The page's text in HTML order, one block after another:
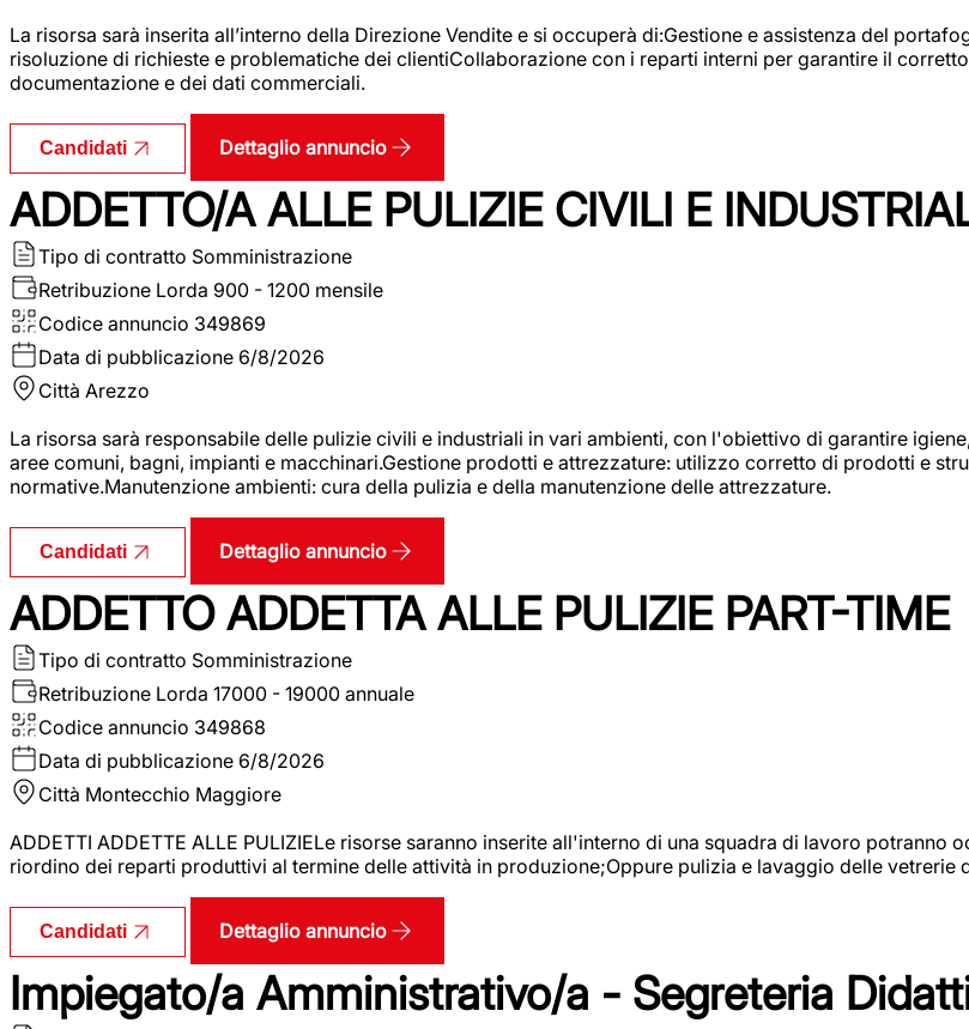
La risorsa sarà inserita all’interno della Direzione Vendite e si occuperà di:Gestione e assistenza del
risoluzione di richieste e problematiche dei clientiCollaborazione con i reparti interni per garantire il
documentazione e dei dati commerciali.
Candidati Dettaglio annuncio
ADDETTO/A ALLE PULIZIE CIVILI E
Tipo di contratto Somministrazione
Retribuzione Lorda 900 - 1200 mensile
Codice annuncio 349869
Data di pubblicazione 6/8/2026
Città Arezzo
La risorsa sarà responsabile delle pulizie civili e industriali in vari ambienti, con l'obiettivo di garantire
aree comuni, bagni, impianti e macchinari.Gestione prodotti e attrezzature: utilizzo corretto di prodotti e
normative.Manutenzione ambienti: cura della pulizia e della manutenzione delle attrezzature.
Candidati Dettaglio annuncio
ADDETTO ADDETTA ALLE PULIZIE PART-TIME
Tipo di contratto Somministrazione
Retribuzione Lorda 17000 - 19000 annuale
Codice annuncio 349868
Data di pubblicazione 6/8/2026
Città Montecchio Maggiore
ADDETTI ADDETTE ALLE PULIZIELe risorse saranno inserite all'interno di una squadra di lavoro
riordino dei reparti produttivi al termine delle attività in produzione;Oppure pulizia e lavaggio delle vetrerie
Candidati Dettaglio annuncio
Impiegato/a Amministrativo/a - Segreteria